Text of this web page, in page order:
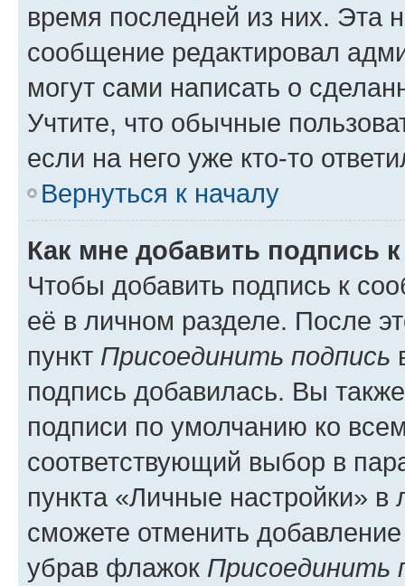
время последней из них. Эта
сообщение редактировал
могут сами написать о
Учтите, что обычные
если на него уже кто-то
Вернуться к началу
Как мне добавить подпись
Чтобы добавить подпись к
её в личном разделе. После
пункт Присоединить подпись
подпись добавилась. Вы
подписи по умолчанию ко
соответствующий выбор в
пункта «Личные настройки»
сможете отменить
убрав флажок Присоединить